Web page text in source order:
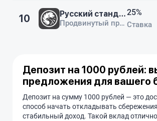
10 Русский стандарт
Продвинутый процент (275 дней)
25%
Ставка
Депозит на 1000 рублей:
предложения для вашего
Депозит на сумму 1000 рублей — это
способ начать откладывать
стабильный доход. Такой вклад